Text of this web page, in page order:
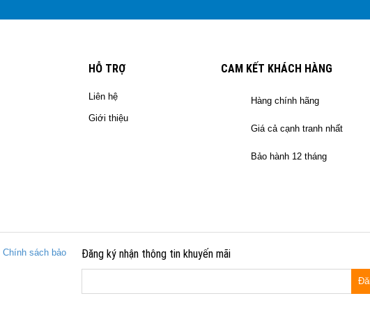
HỖ TRỢ
Liên hệ
Giới thiệu
CAM KẾT KHÁCH HÀNG
Hàng chính hãng
Giá cả cạnh tranh nhất
Bảo hành 12 tháng
Chính sách bảo
Đăng ký nhận thông tin khuyến mãi